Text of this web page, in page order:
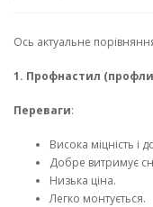
Ось актуальне
1. Профнастил
Переваги:
Висока міцність і
Добре витримує
Низька ціна.
Легко монтується.